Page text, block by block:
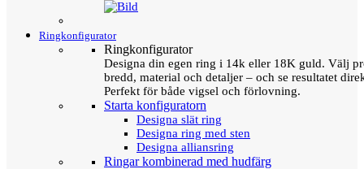
Ringkonfigurator
Ringkonfigurator
Designa din egen ring i 14k eller 18K guld. Välj
bredd, material och detaljer – och se resultatet
Perfekt för både vigsel och förlovning.
Starta konfiguratorn
Designa slät ring
Designa ring med sten
Designa alliansring
Ringar kombinerad med hudfärg